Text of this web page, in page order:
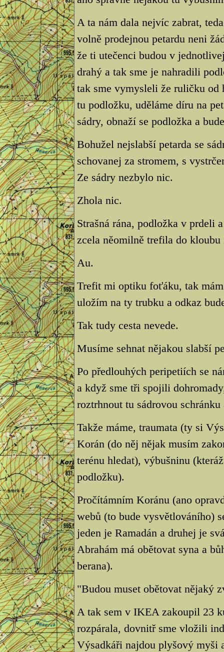
A ta nám dala nejvíc zabrat,
volně prodejnou petardu neni
že ti utečenci budou v
drahý a tak sme je nahradili
tak sme vymysleli že ruličku od
tu podložku, uděláme díru na
sádry, obnaží se podložka a
Bohužel nejslabší petarda se
schovanej za stromem, s
Ze sádry nezbylo nic.
Zhola nic.
Strašná rána, podložka v prdeli
zcela něomilně trefila do kloubu
Au.
Trefit mi optiku foťáku, tak
uložím na ty trubku a odkaz
Tak tudy cesta nevede.
Musíme sehnat nějakou slabší
Po předlouhých peripetiích se
a když sme tři spojili
roztrhnout tu sádrovou
Takže máme, traumata (ty si
Korán (do něj nějak musím
terénu hledat), výbušninu
podložku).
Pročítámním Koránu (ano
webů (to bude vysvětlováního)
jeden je Ramadán a druhej je
Abrahám má obětovat syna a
berana).
"Budou muset obětovat nějaký
A tak sem v IKEA zakoupil 23
rozpárala, dovnitř sme vložili
Výsadkáři najdou plyšový myši